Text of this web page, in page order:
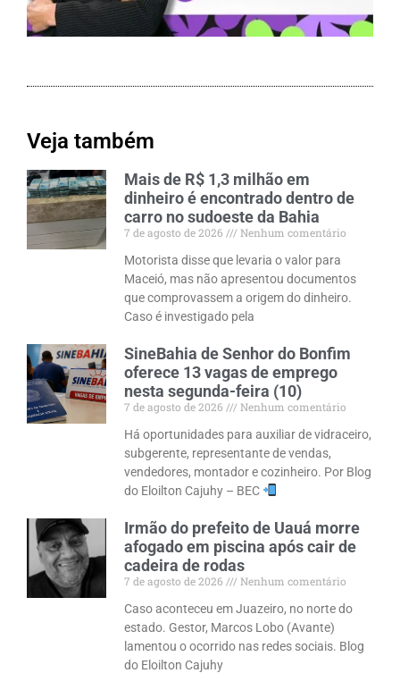
Veja também
Mais de R$ 1,3 milhão em
dinheiro é encontrado dentro de
carro no sudoeste da Bahia
7 de agosto de 2026
Nenhum comentário
Motorista disse que levaria o valor para
Maceió, mas não apresentou documentos
que comprovassem a origem do dinheiro.
Caso é investigado pela
SineBahia de Senhor do Bonfim
oferece 13 vagas de emprego
nesta segunda-feira (10)
7 de agosto de 2026
Nenhum comentário
Há oportunidades para auxiliar de vidraceiro,
subgerente, representante de vendas,
vendedores, montador e cozinheiro. Por Blog
do Eloilton Cajuhy – BEC
Irmão do prefeito de Uauá morre
afogado em piscina após cair de
cadeira de rodas
7 de agosto de 2026
Nenhum comentário
Caso aconteceu em Juazeiro, no norte do
estado. Gestor, Marcos Lobo (Avante)
lamentou o ocorrido nas redes sociais. Blog
do Eloilton Cajuhy